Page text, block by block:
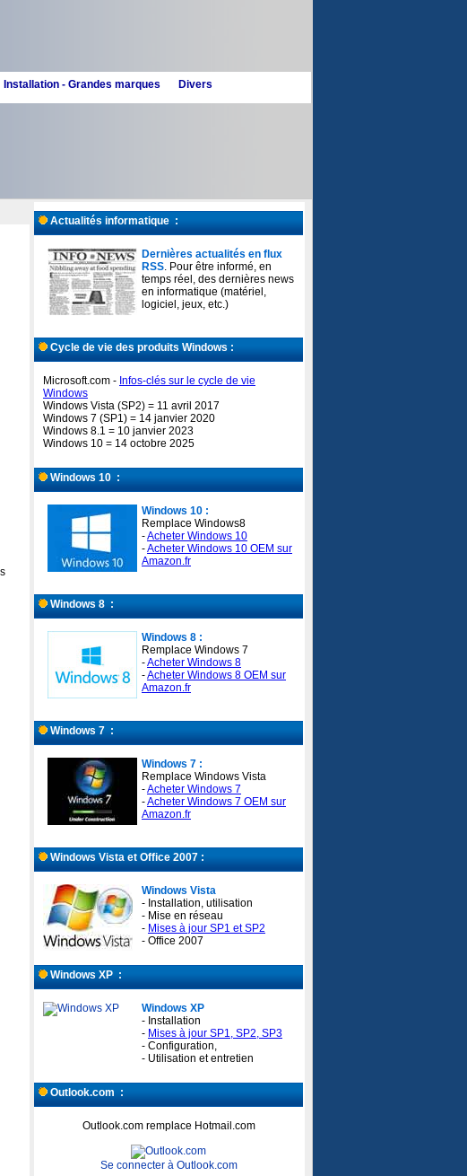
Installation - Grandes marques Divers
Actualités informatique :
Dernières actualités en flux
RSS. Pour être informé, en
temps réel, des dernières news
en informatique (matériel,
logiciel, jeux, etc.)
Cycle de vie des produits Windows :
Microsoft.com - Infos-clés sur le cycle de vie
Windows
Windows Vista (SP2) = 11 avril 2017
Windows 7 (SP1) = 14 janvier 2020
Windows 8.1 = 10 janvier 2023
Windows 10 = 14 octobre 2025
Windows 10 :
Windows 10 :
Remplace Windows8
-Acheter Windows 10
-Acheter Windows 10 OEM sur
Amazon.fr
Windows 8 :
Windows 8 :
Remplace Windows 7
-Acheter Windows 8
-Acheter Windows 8 OEM sur
Amazon.fr
Windows 7 :
Windows 7 :
Remplace Windows Vista
-Acheter Windows 7
-Acheter Windows 7 OEM sur
Amazon.fr
Windows Vista et Office 2007 :
Windows Vista
- Installation, utilisation
- Mise en réseau
- Mises à jour SP1 et SP2
- Office 2007
Windows XP :
Windows XP
- Installation
- Mises à jour SP1, SP2, SP3
- Configuration,
- Utilisation et entretien
Outlook.com :
Outlook.com remplace Hotmail.com
Se connecter à Outlook.com